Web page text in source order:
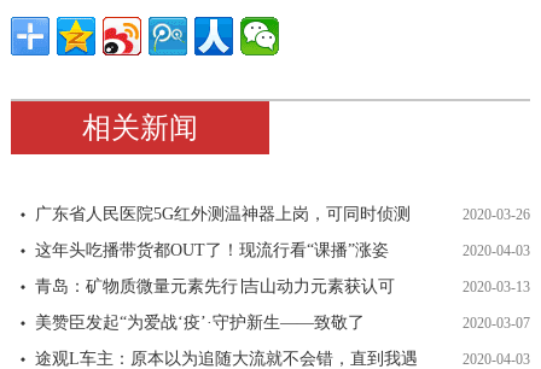
相关新闻
广东省人民医院5G红外测温神器上岗，可同时侦测 2020-03-26
这年头吃播带货都OUT了！现流行看“课播”涨姿 2020-04-03
青岛：矿物质微量元素先行∣吉山动力元素获认可 2020-03-13
美赞臣发起“为爱战‘疫’·守护新生——致敬了 2020-03-07
途观L车主：原本以为追随大流就不会错，直到我遇 2020-04-03